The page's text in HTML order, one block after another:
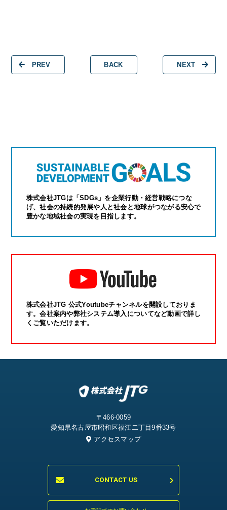
NEXT
BACK
PREV
株式会社JTGは「SDGs」を企業行動・経営戦略につな
げ、社会の持続的発展や人と社会と地球がつながる安心で
豊かな地域社会の実現を目指します。
株式会社JTG 公式Youtubeチャンネルを開設しておりま
す。会社案内や弊社システム導入についてなど動画で詳し
くご覧いただけます。
〒466-0059
愛知県名古屋市昭和区福江二丁目9番33号
アクセスマップ
CONTACT US